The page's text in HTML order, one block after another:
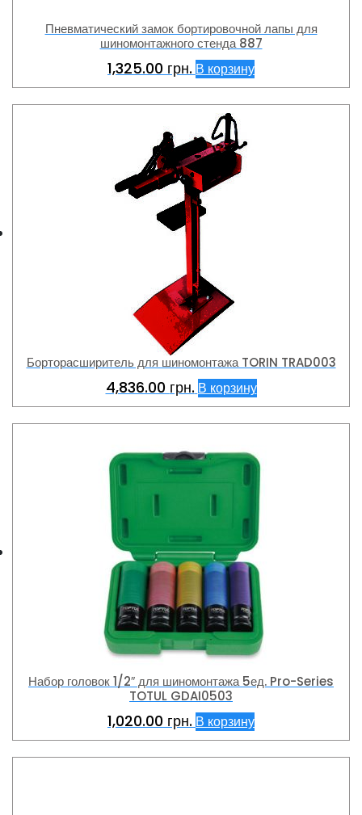
Пневматический замок бортировочной лапы для
шиномонтажного стенда 887
1,325.00 грн. В корзину
Борторасширитель для шиномонтажа TORIN TRAD003
4,836.00 грн. В корзину
Набор головок 1/2″ для шиномонтажа 5ед. Pro-Series
TOTUL GDAI0503
1,020.00 грн. В корзину